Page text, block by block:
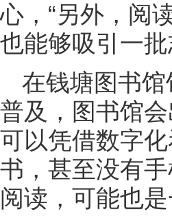
心，“另外，阅
也能够吸引一
在钱塘图书
普及，图书馆
可以凭借数字
书，甚至没有
阅读，可能也